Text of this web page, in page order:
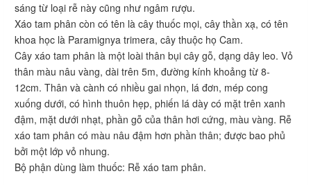
sáng từ loại rễ này cũng như ngâm rượu.
Xáo tam phân còn có tên là cây thuốc mọi, cây thần xạ, có tên
khoa học là Paramignya trimera, cây thuộc họ Cam.
Cây xáo tam phân là một loài thân bụi cây gỗ, dạng dây leo. Vỏ
thân màu nâu vàng, dài trên 5m, đường kính khoảng từ 8-
12cm. Thân và cành có nhiều gai nhọn, lá đơn, mép cong
xuống dưới, có hình thuôn hẹp, phiến lá dày có mặt trên xanh
đậm, mặt dưới nhạt, phần gỗ của thân hơi cứng, màu vàng. Rễ
xáo tam phân có màu nâu đậm hơn phần thân; được bao phủ
bởi một lớp vỏ nhung.
Bộ phận dùng làm thuốc: Rễ xáo tam phân.